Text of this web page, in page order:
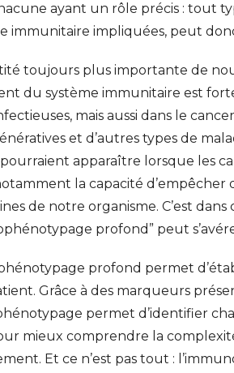
FONDATION HÔPITAUX ROBERT
ayant un rôle précis : tout
immunitaire impliquées, peut
toujours plus importante de
du système immunitaire est
mais aussi dans le
et d’autres types de
apparaître lorsque les
la capacité d’empêcher
de notre organisme. C’est
profond” peut
profond permet
Grâce à des marqueurs
permet d’identifier
mieux comprendre la
Et ce n’est pas tout :